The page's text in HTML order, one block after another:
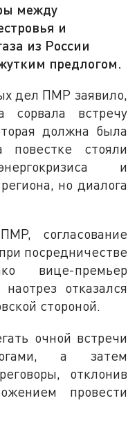
между
и
из России
предлогом.
дел ПМР заявило,
сорвала встречу
должна была
стояли
и
но диалога
согласование
посредничестве
вице-премьер
отказался
стороной.
очной встречи
а затем
отклонив
провести